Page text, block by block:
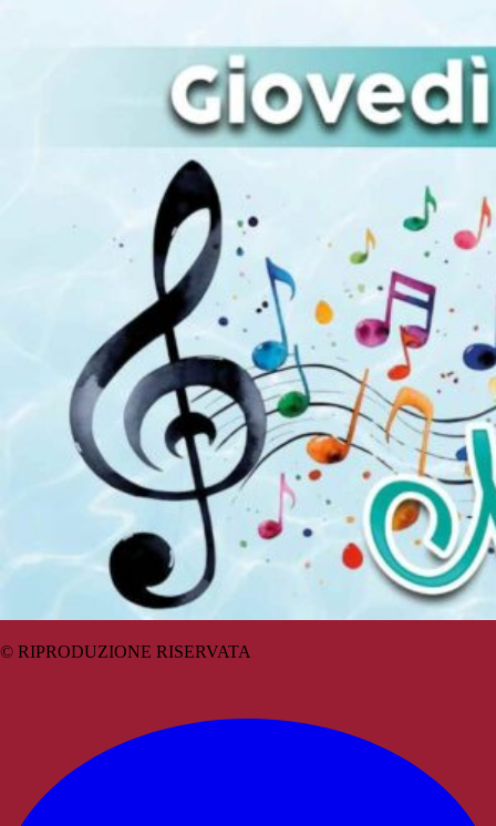
© RIPRODUZIONE RISERVATA